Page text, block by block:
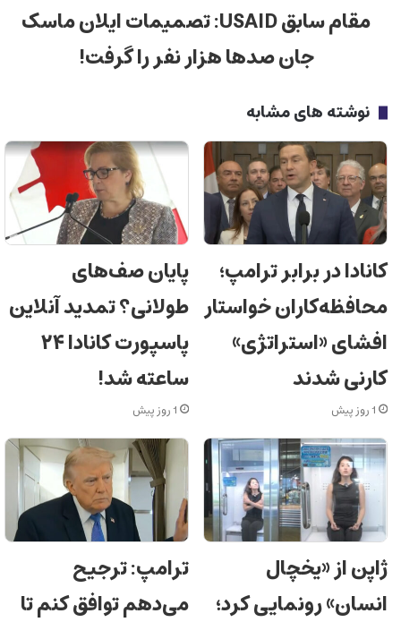
مقام سابق USAID: تصمیمات ایلان ماسک
جان صدها هزار نفر را گرفت!
نوشته های مشابه
کانادا در برابر ترامپ؛
محافظه‌کاران خواستار
افشای «استراتژی»
کارنی شدند
1 روز پیش
پایان صف‌های
طولانی؟ تمدید آنلاین
پاسپورت کانادا ۲۴
ساعته شد!
1 روز پیش
ژاپن از «یخچال
انسان» رونمایی کرد؛
ترامپ: ترجیح
می‌دهم توافق کنم تا